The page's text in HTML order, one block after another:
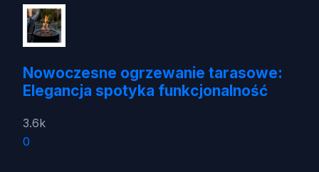
Nowoczesne ogrzewanie tarasowe:
Elegancja spotyka funkcjonalność
3.6k
0